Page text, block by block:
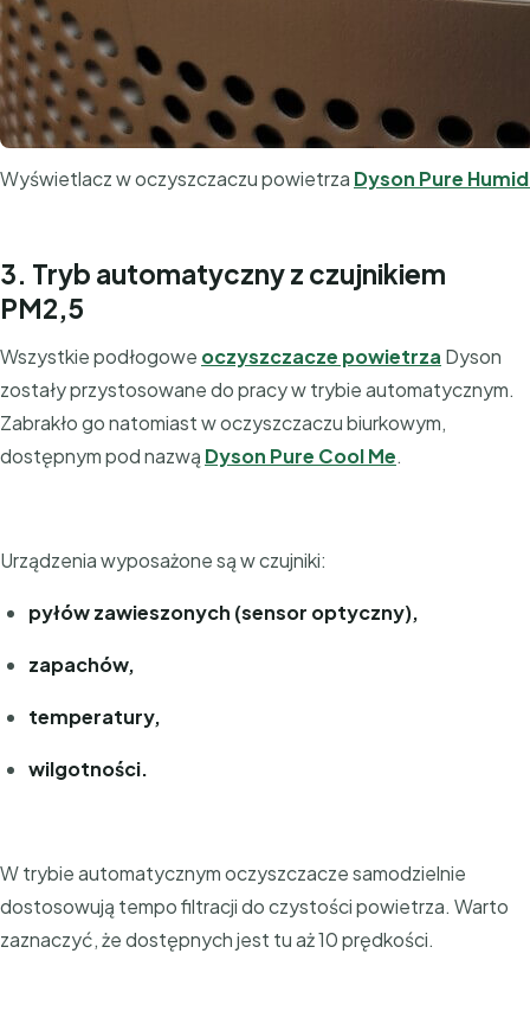
Wyświetlacz w oczyszczaczu powietrza Dyson Pure
3. Tryb automatyczny z czujnikiem
PM2,5
Wszystkie podłogowe oczyszczacze powietrza Dyson
zostały przystosowane do pracy w trybie automatycznym.
Zabrakło go natomiast w oczyszczaczu biurkowym,
dostępnym pod nazwą Dyson Pure Cool Me.
Urządzenia wyposażone są w czujniki:
pyłów zawieszonych (sensor optyczny),
zapachów,
temperatury,
wilgotności.
W trybie automatycznym oczyszczacze samodzielnie
dostosowują tempo filtracji do czystości powietrza. Warto
zaznaczyć, że dostępnych jest tu aż 10 prędkości.